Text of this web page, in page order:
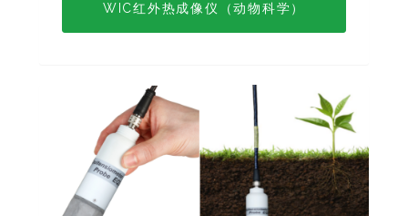
WIC红外热成像仪（动物科学）